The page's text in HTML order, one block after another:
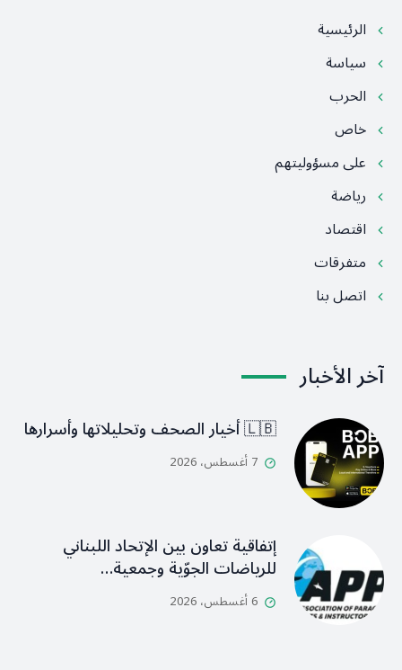
الرئيسية
سياسة
الحرب
خاص
على مسؤوليتهم
رياضة
اقتصاد
متفرقات
اتصل بنا
آخر الأخبار
🇱🇧 أخيار الصحف وتحليلاتها وأسرارها
7 أغسطس، 2026
إتفاقية تعاون بين الإتحاد اللبناني
للرياضات الجوّية وجمعية…
6 أغسطس، 2026